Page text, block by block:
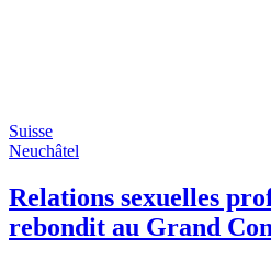
Suisse
Neuchâtel
Relations sexuelles
rebondit au Grand